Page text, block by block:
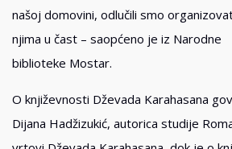
našoj domovini, odlučili smo
njima u čast – saopćeno je iz Narodne
biblioteke Mostar.
O književnosti Dževada Karahasana
Dijana Hadžizukić, autorica studije